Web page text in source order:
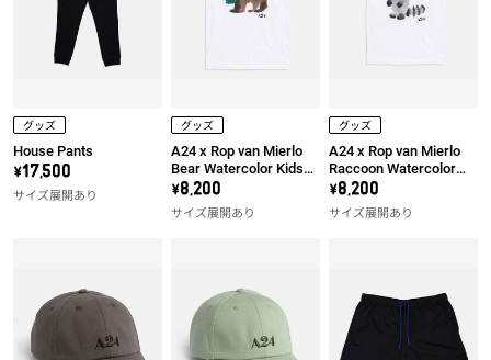
グッズ
House Pants
\17,500
サイズ展開あり
グッズ
A24 x Rop van Mierlo
Bear Watercolor Kids
Tee
\8,200
サイズ展開あり
グッズ
A24 x Rop van Mierlo
Raccoon Watercolor
Kids Tee
\8,200
サイズ展開あり